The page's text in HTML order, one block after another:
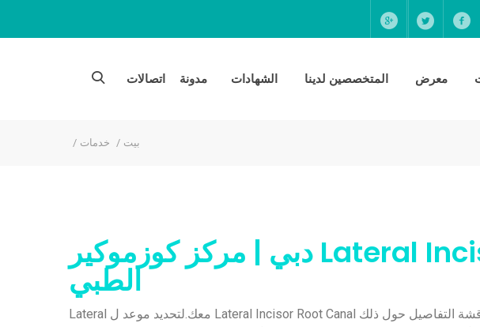
معرض المتخصصين لدينا الشهادات مدونة اتصالات
بيت خدمات
Lateral Incisor Root Canal دبي | مركز كوزموكير
الطبي
سيكون أطباؤنا وموظفونا في Cosmocare سعداء بمناقشة التفاصيل حول ذلك Lateral Incisor Root Canal معك.لتحديد موعد ل Lateral